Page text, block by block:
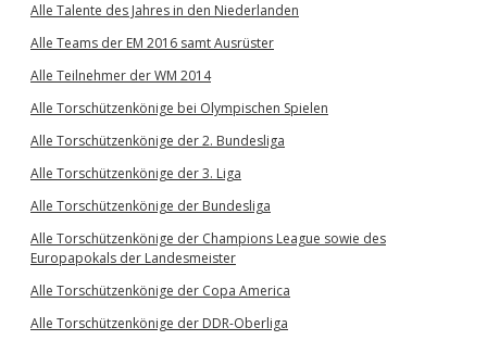
Alle Talente des Jahres in den Niederlanden
Alle Teams der EM 2016 samt Ausrüster
Alle Teilnehmer der WM 2014
Alle Torschützenkönige bei Olympischen Spielen
Alle Torschützenkönige der 2. Bundesliga
Alle Torschützenkönige der 3. Liga
Alle Torschützenkönige der Bundesliga
Alle Torschützenkönige der Champions League sowie des
Europapokals der Landesmeister
Alle Torschützenkönige der Copa America
Alle Torschützenkönige der DDR-Oberliga